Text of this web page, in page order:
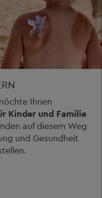
Ihnen
Kinder und Familie
auf diesem Weg
und Gesundheit